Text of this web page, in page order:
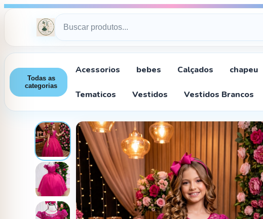
Todas as
categorias
Acessorios bebes Calçados chapeu
Tematicos Vestidos Vestidos Brancos